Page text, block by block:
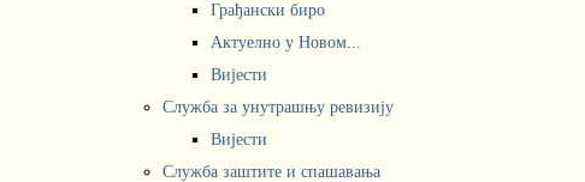
Грађански биро
Актуелно у Новом...
Вијести
Служба за унутрашњу ревизију
Вијести
Служба заштите и спашавања